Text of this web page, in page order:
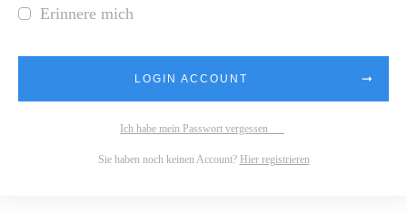
Erinnere mich
LOGIN ACCOUNT
Ich habe mein Passwort vergessen
Sie haben noch keinen Account? Hier registrieren